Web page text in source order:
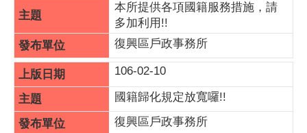
本所提供各項國籍服務措施，請
多加利用!!
復興區戶政事務所
106-02-10
國籍歸化規定放寬囉!!
復興區戶政事務所